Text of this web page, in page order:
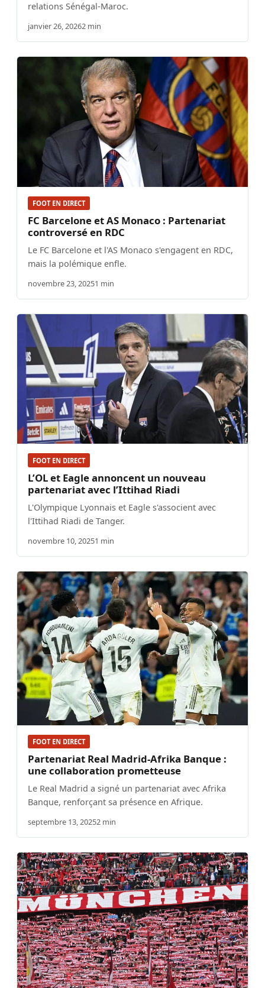
relations Sénégal-Maroc.
janvier 26, 20262 min
FOOT EN DIRECT
FC Barcelone et AS Monaco : Partenariat
controversé en RDC
Le FC Barcelone et l'AS Monaco s'engagent en RDC,
mais la polémique enfle.
novembre 23, 20251 min
FOOT EN DIRECT
L’OL et Eagle annoncent un nouveau
partenariat avec l’Ittihad Riadi
L'Olympique Lyonnais et Eagle s'associent avec
l'Ittihad Riadi de Tanger.
novembre 10, 20251 min
FOOT EN DIRECT
Partenariat Real Madrid-Afrika Banque :
une collaboration prometteuse
Le Real Madrid a signé un partenariat avec Afrika
Banque, renforçant sa présence en Afrique.
septembre 13, 20252 min